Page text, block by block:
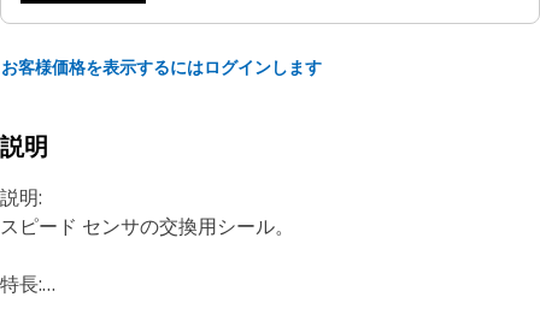
お客様価格を表示するにはログインします
説明
説明:
スピード センサの交換用シール。
特長: